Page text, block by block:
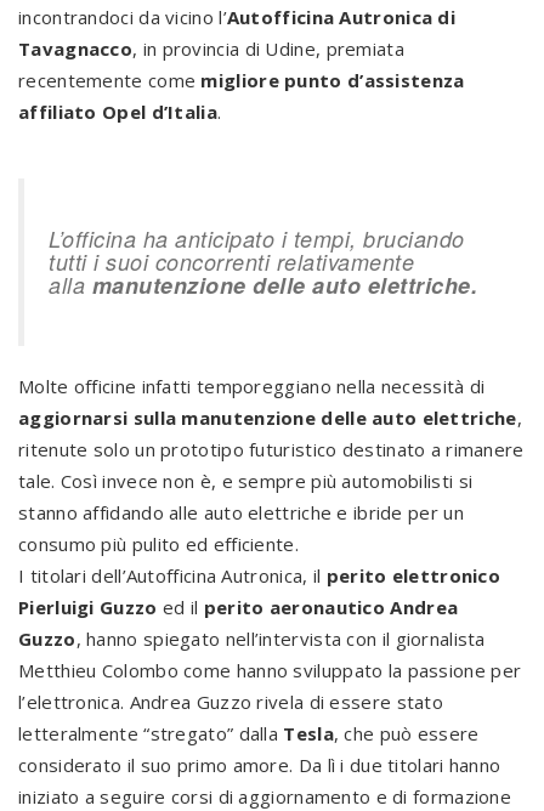
incontrandoci da vicino l’Autofficina Autronica di
Tavagnacco, in provincia di Udine, premiata
recentemente come migliore punto d’assistenza
affiliato Opel d’Italia.
L’officina ha anticipato i tempi, bruciando
tutti i suoi concorrenti relativamente
alla manutenzione delle auto elettriche.
Molte officine infatti temporeggiano nella necessità di
aggiornarsi sulla manutenzione delle auto elettriche,
ritenute solo un prototipo futuristico destinato a rimanere
tale. Così invece non è, e sempre più automobilisti si
stanno affidando alle auto elettriche e ibride per un
consumo più pulito ed efficiente.
I titolari dell’Autofficina Autronica, il perito elettronico
Pierluigi Guzzo ed il perito aeronautico Andrea
Guzzo, hanno spiegato nell’intervista con il giornalista
Metthieu Colombo come hanno sviluppato la passione per
l’elettronica. Andrea Guzzo rivela di essere stato
letteralmente “stregato” dalla Tesla, che può essere
considerato il suo primo amore. Da lì i due titolari hanno
iniziato a seguire corsi di aggiornamento e di formazione